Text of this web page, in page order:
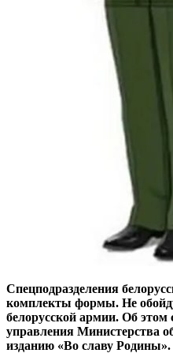
Спецподразделения
комплекты формы. Не
белорусской армии. Об
управления Министерства
изданию «Во славу Родины».